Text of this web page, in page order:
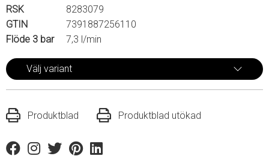
RSK
8283079
GTIN
7391887256110
Flöde 3 bar
7,3 l/min
Välj variant
Produktblad Produktblad utökad
FacebookInstagram
TwitterPinterestLinkedin